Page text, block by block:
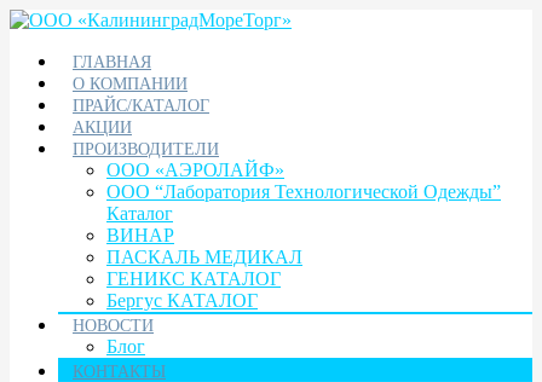
ГЛАВНАЯ
О КОМПАНИИ
ПРАЙС/КАТАЛОГ
АКЦИИ
ПРОИЗВОДИТЕЛИ
ООО «АЭРОЛАЙФ»
ООО “Лаборатория Технологической Одежды”
Каталог
ВИНАР
ПАСКАЛЬ МЕДИКАЛ
ГЕНИКС КАТАЛОГ
Бергус КАТАЛОГ
НОВОСТИ
Блог
КОНТАКТЫ